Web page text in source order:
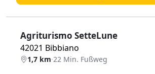
Agriturismo SetteLune
42021 Bibbiano
1,7 km·22 Min. Fußweg